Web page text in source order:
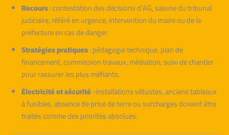
Recours: contestation des décisions d’AG, saisine du tribunal
judiciaire, référé en urgence, intervention du maire ou de la
préfecture en cas de danger.
Stratégies pratiques: pédagogie technique, plan de
financement, commission travaux, médiation, suivi de chantier
pour rassurer les plus méfiants.
Électricité et sécurité: installations vétustes, anciens tableaux
à fusibles, absence de prise de terre ou surcharges doivent être
traités comme des priorités absolues.